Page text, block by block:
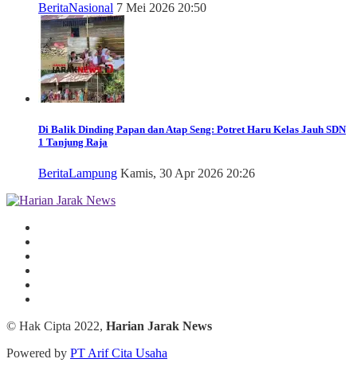
BeritaNasional 7 Mei 2026 20:50
Di Balik Dinding Papan dan Atap Seng: Potret Haru Kelas Jauh SDN
1 Tanjung Raja
BeritaLampung Kamis, 30 Apr 2026 20:26
© Hak Cipta 2022, Harian Jarak News
Powered by PT Arif Cita Usaha